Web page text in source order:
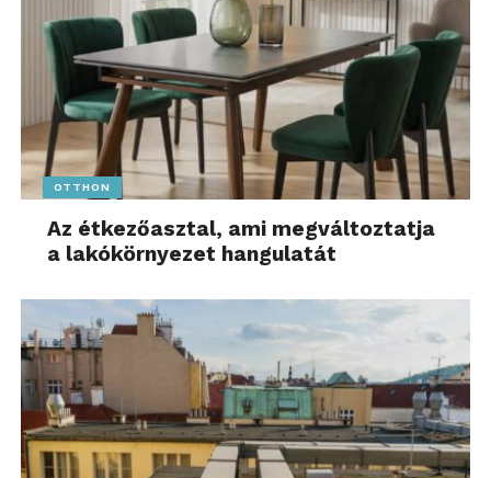
OTTHON
Az étkezőasztal, ami megváltoztatja
a lakókörnyezet hangulatát